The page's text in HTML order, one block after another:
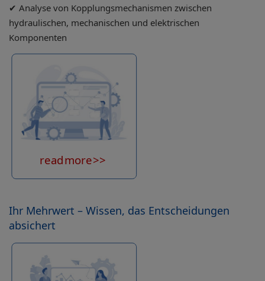
✔ Analyse von Kopplungsmechanismen zwischen
hydraulischen, mechanischen und elektrischen
Komponenten
Ihr Mehrwert – Wissen, das Entscheidungen
absichert